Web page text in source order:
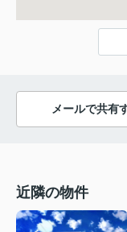
メールで共有
近隣の物件